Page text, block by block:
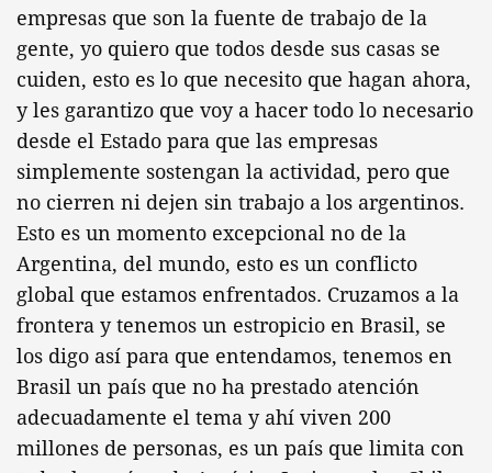
empresas que son la fuente de trabajo de la
gente, yo quiero que todos desde sus casas se
cuiden, esto es lo que necesito que hagan ahora,
y les garantizo que voy a hacer todo lo necesario
desde el Estado para que las empresas
simplemente sostengan la actividad, pero que
no cierren ni dejen sin trabajo a los argentinos.
Esto es un momento excepcional no de la
Argentina, del mundo, esto es un conflicto
global que estamos enfrentados. Cruzamos a la
frontera y tenemos un estropicio en Brasil, se
los digo así para que entendamos, tenemos en
Brasil un país que no ha prestado atención
adecuadamente el tema y ahí viven 200
millones de personas, es un país que limita con